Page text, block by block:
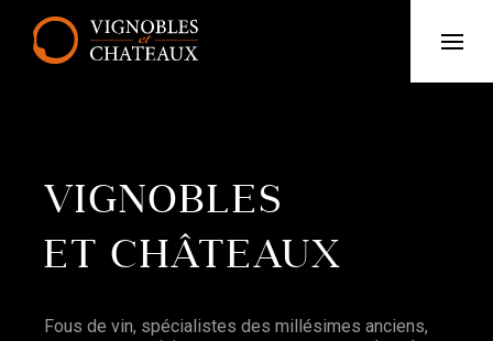
VIGNOBLES
ET CHÂTEAUX
Fous de vin, spécialistes des millésimes anciens,